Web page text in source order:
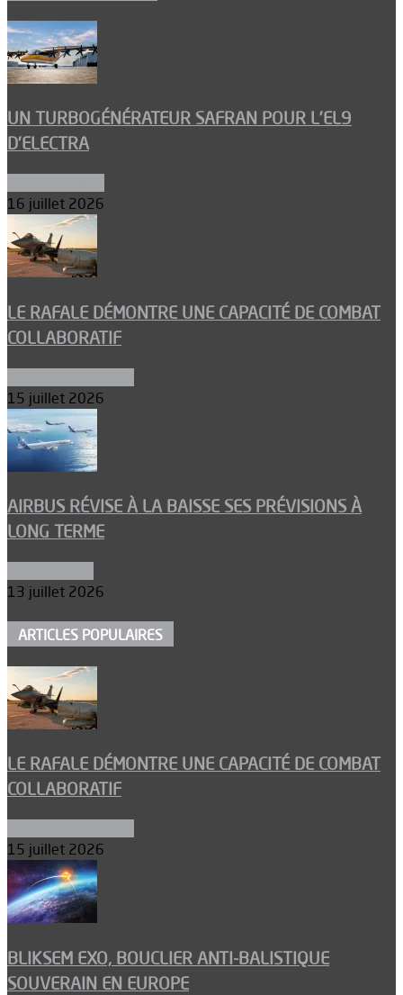
UN TURBOGÉNÉRATEUR SAFRAN POUR L’EL9
D’ELECTRA
16 juillet 2026
LE RAFALE DÉMONTRE UNE CAPACITÉ DE COMBAT
COLLABORATIF
15 juillet 2026
AIRBUS RÉVISE À LA BAISSE SES PRÉVISIONS À
LONG TERME
13 juillet 2026
ARTICLES POPULAIRES
LE RAFALE DÉMONTRE UNE CAPACITÉ DE COMBAT
COLLABORATIF
15 juillet 2026
BLIKSEM EXO, BOUCLIER ANTI-BALISTIQUE
SOUVERAIN EN EUROPE